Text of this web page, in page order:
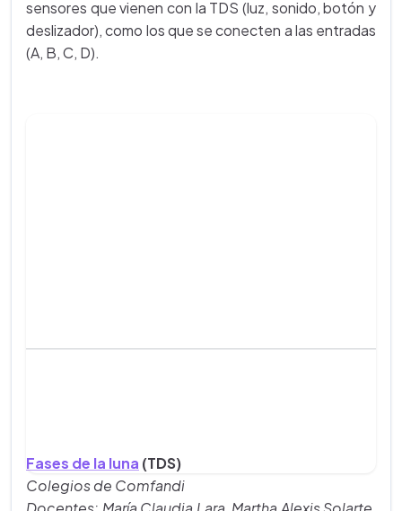
sensores que vienen con la TDS (luz, sonido, botón y
deslizador), como los que se conecten a las entradas
(A, B, C, D).
Fases de la luna (TDS)
Colegios de Comfandi